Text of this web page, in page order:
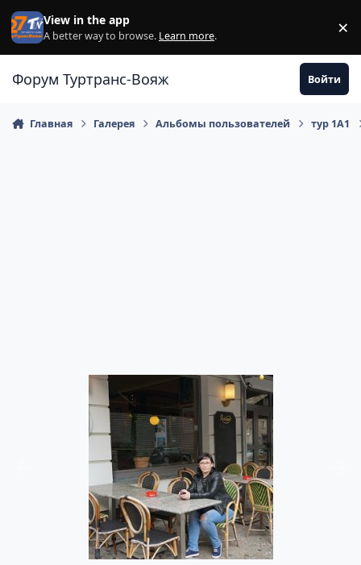
Перейти к содержанию
View in the app
A better way to browse. Learn more. ×
Форум Туртранс-Вояж Войти
Главная Галерея Альбомы пользователей тур 1А1